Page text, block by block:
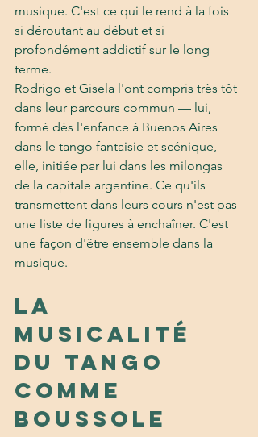
musique. C'est ce qui le rend à la fois
si déroutant au début et si
profondément addictif sur le long
terme.
Rodrigo et Gisela l'ont compris très tôt
dans leur parcours commun — lui,
formé dès l'enfance à Buenos Aires
dans le tango fantaisie et scénique,
elle, initiée par lui dans les milongas
de la capitale argentine. Ce qu'ils
transmettent dans leurs cours n'est pas
une liste de figures à enchaîner. C'est
une façon d'être ensemble dans la
musique.
La
musicalité
du tango
comme
boussole